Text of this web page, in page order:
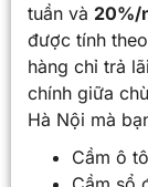
tuần và 20%/
được tính
hàng chỉ trả
chính giữa
Hà Nội mà
Cầm ô